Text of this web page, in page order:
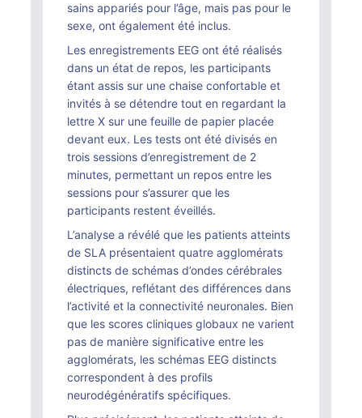
sains appariés pour l’âge, mais pas pour le
sexe, ont également été inclus.
Les enregistrements EEG ont été réalisés
dans un état de repos, les participants
étant assis sur une chaise confortable et
invités à se détendre tout en regardant la
lettre X sur une feuille de papier placée
devant eux. Les tests ont été divisés en
trois sessions d’enregistrement de 2
minutes, permettant un repos entre les
sessions pour s’assurer que les
participants restent éveillés.
L’analyse a révélé que les patients atteints
de SLA présentaient quatre agglomérats
distincts de schémas d’ondes cérébrales
électriques, reflétant des différences dans
l’activité et la connectivité neuronales. Bien
que les scores cliniques globaux ne varient
pas de manière significative entre les
agglomérats, les schémas EEG distincts
correspondent à des profils
neurodégénératifs spécifiques.